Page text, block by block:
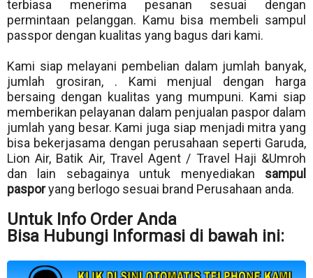
terbiasa menerima pesanan sesuai dengan
permintaan pelanggan. Kamu bisa membeli sampul
passpor dengan kualitas yang bagus dari kami.
Kami siap melayani pembelian dalam jumlah banyak,
jumlah grosiran, . Kami menjual dengan harga
bersaing dengan kualitas yang mumpuni. Kami siap
memberikan pelayanan dalam penjualan paspor dalam
jumlah yang besar. Kami juga siap menjadi mitra yang
bisa bekerjasama dengan perusahaan seperti Garuda,
Lion Air, Batik Air, Travel Agent / Travel Haji &Umroh
dan lain sebagainya untuk menyediakan sampul
pasporyang berlogo sesuai brand Perusahaan anda.
Untuk Info Order Anda
Bisa Hubungi Informasi di bawah ini: